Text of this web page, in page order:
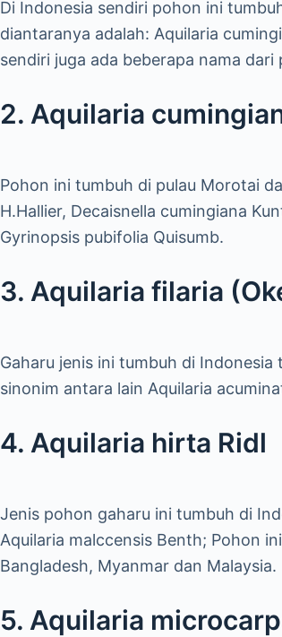
Di Indonesia sendiri pohon ini
diantaranya adalah: Aquilaria
sendiri juga ada beberapa nama
2. Aquilaria
Pohon ini tumbuh di pulau Morotai
H.Hallier, Decaisnella cumingiana
Gyrinopsis pubifolia Quisumb.
3. Aquilaria filaria
Gaharu jenis ini tumbuh di
sinonim antara lain Aquilaria
4. Aquilaria hirta Ridl
Jenis pohon gaharu ini tumbuh di
Aquilaria malccensis Benth; Pohon
Bangladesh, Myanmar dan
5. Aquilaria